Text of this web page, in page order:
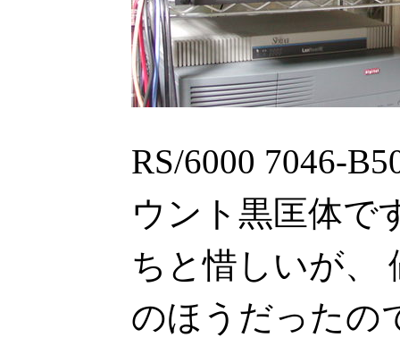
RS/6000 7046-
ウント黒匡体で
ちと惜しいが、
のほうだったの